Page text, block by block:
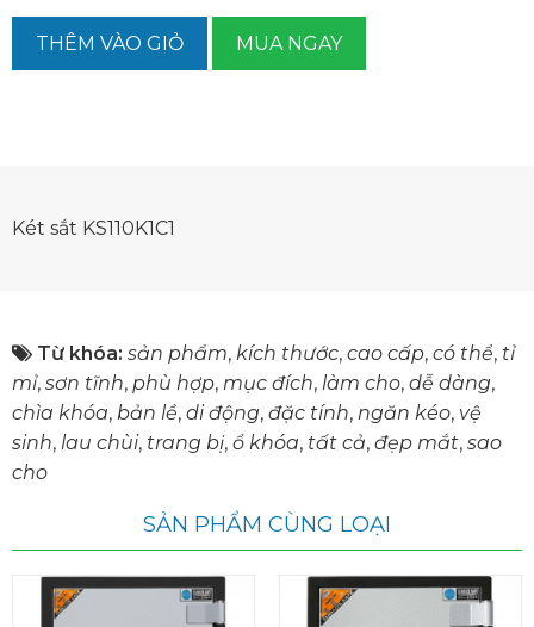
THÊM VÀO GIỎ MUA NGAY
Két sắt KS110K1C1
Từ khóa: sản phẩm, kích thước, cao cấp, có thể, tỉ
mỉ, sơn tĩnh, phù hợp, mục đích, làm cho, dễ dàng,
chìa khóa, bản lề, di động, đặc tính, ngăn kéo, vệ
sinh, lau chùi, trang bị, ổ khóa, tất cả, đẹp mắt, sao
cho
SẢN PHẨM CÙNG LOẠI